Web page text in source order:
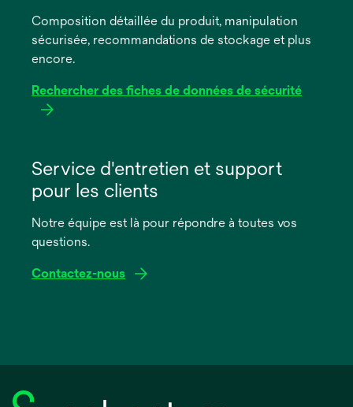
nouvel
onglet
Composition détaillée du produit, manipulation
sécurisée, recommandations de stockage et plus
encore.
Rechercher des fiches de données de sécurité
dans
nouvel
onglet
Service d'entretien et support
pour les clients
Notre équipe est là pour répondre à toutes vos
questions.
Contactez-nous